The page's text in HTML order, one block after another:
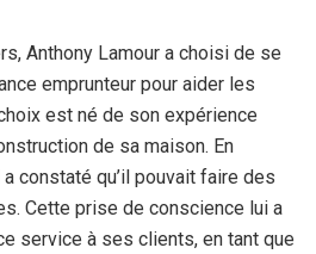
Anthony Lamour a choisi de se
emprunteur pour aider les
est né de son expérience
de sa maison. En
constaté qu’il pouvait faire des
Cette prise de conscience lui a
service à ses clients, en tant que